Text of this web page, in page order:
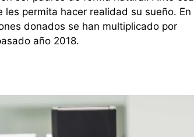
permita hacer realidad su sueño. En
donados se han multiplicado por
año 2018.